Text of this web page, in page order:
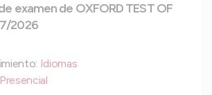
examen de OXFORD TEST OF
2026
Idiomas
Presencial